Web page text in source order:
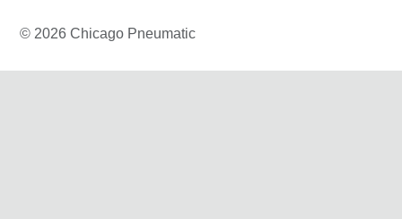
© 2026 Chicago Pneumatic